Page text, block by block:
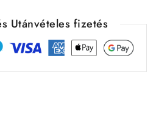
Utánvételes fizetés